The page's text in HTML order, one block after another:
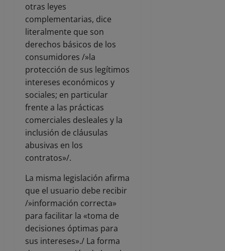
otras leyes
complementarias, dice
literalmente que son
derechos básicos de los
consumidores /»la
protección de sus legítimos
intereses económicos y
sociales; en particular
frente a las prácticas
comerciales desleales y la
inclusión de cláusulas
abusivas en los
contratos»/.
La misma legislación afirma
que el usuario debe recibir
/»información correcta»
para facilitar la «toma de
decisiones óptimas para
sus intereses»./ La forma